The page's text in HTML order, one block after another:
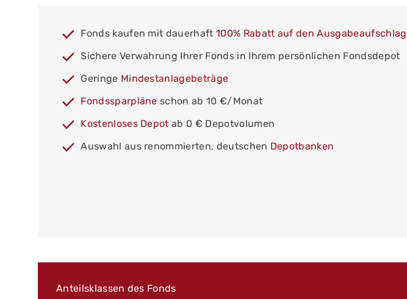
Fonds kaufen mit dauerhaft 100% Rabatt auf den Ausgabeaufschlag
Sichere Verwahrung Ihrer Fonds in Ihrem persönlichen Fondsdepot
Geringe Mindestanlagebeträge
Fondssparpläne schon ab 10 €/Monat
Kostenloses Depot ab 0 € Depotvolumen
Auswahl aus renommierten, deutschen Depotbanken
Anteilsklassen des Fonds